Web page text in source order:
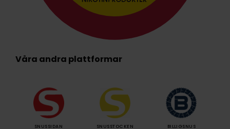
Våra andra plattformar
SNUSSIDAN SNUSSTOCKEN BILLIGSNUS